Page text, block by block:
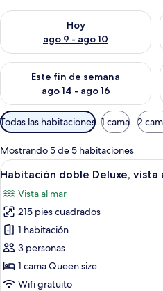
Hoy
ago 9 - ago 10
Consulta la disponibilidad para
Este fin de semana
ago 14 - ago 16
Consulta la disponibilidad para
Filtros
disponibles
para
las
habitaciones
Todas las habitaciones 1 cama 2
Mostrando 5 de 5 habitaciones
Abrir
todas
las
fotos
de
Habitación
doble
Deluxe,
11
Habitación doble Deluxe, vista
Vista al mar
215 pies cuadrados
1 habitación
3 personas
1 cama Queen size
Wifi gratuito